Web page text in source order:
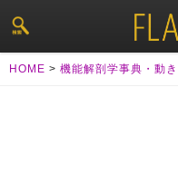
HOME > 機能解剖学事典・動